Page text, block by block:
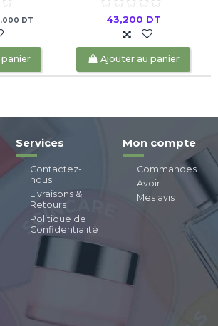
DT 43,200 DT
Ajouter au panier
Services
Contactez-
nous
Livraisons &
Retours
Politique de
Confidentialité
Mon compte
Commandes
Avoir
Mes avis